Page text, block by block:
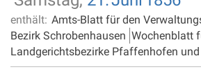
enthält: Amts-Blatt für den
Bezirk Schrobenhausen Wochenblatt
Landgerichtsbezirke Pfaffenhofen